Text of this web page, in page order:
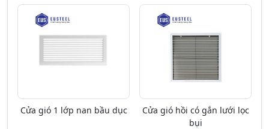
Cửa gió 1 lớp nan bầu dục
Cửa gió hồi có gắn lưới lọc
bụi